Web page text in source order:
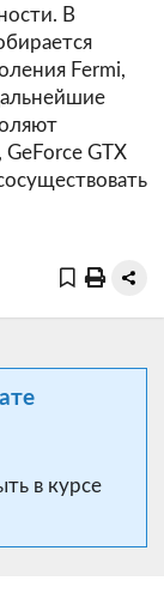
В
Fermi,
GTX
в курсе